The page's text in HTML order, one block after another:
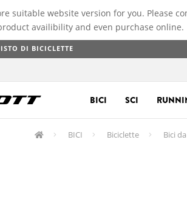
suitable website version for you. Please
availibility and even purchase online.
DI BICICLETTE
BICI SCI
BICI Biciclette Bici